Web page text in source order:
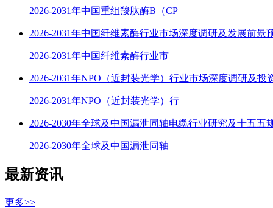
2026-2031年中国重组羧肽酶B（CP
2026-2031年中国纤维素酶行业市场深度调研及发展前景
2026-2031年中国纤维素酶行业市
2026-2031年NPO（近封装光学）行业市场深度调研及投
2026-2031年NPO（近封装光学）行
2026-2030年全球及中国漏泄同轴电缆行业研究及十五五
2026-2030年全球及中国漏泄同轴
最新资讯
更多>>